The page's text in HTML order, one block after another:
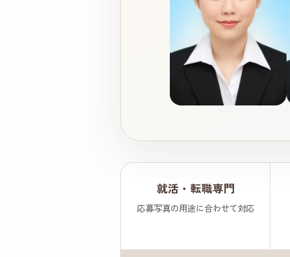
就活・転職専門
応募写真の用途に合わせて対応